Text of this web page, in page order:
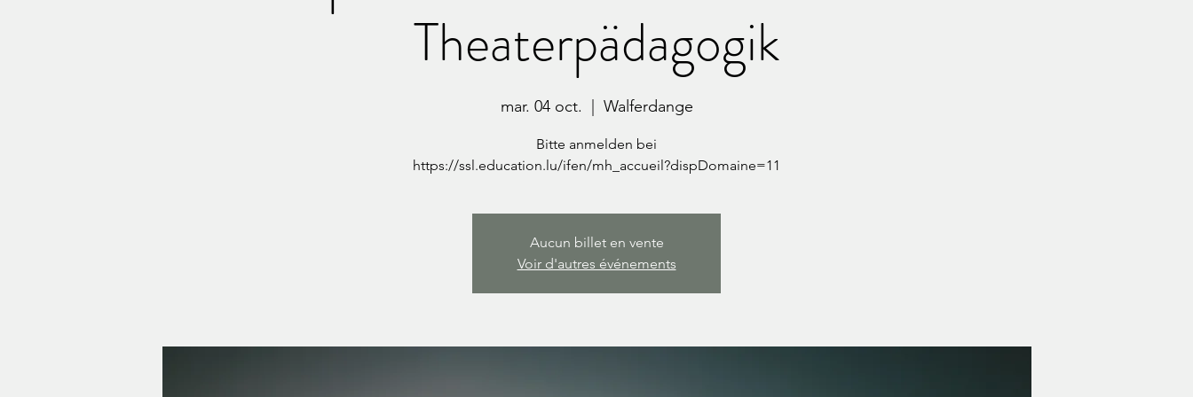
Theaterpädagogik
mar. 04 oct. Walferdange
Bitte anmelden bei
https://ssl.education.lu/ifen/mh_accueil?dispDomaine=11
Aucun billet en vente
Voir d'autres événements